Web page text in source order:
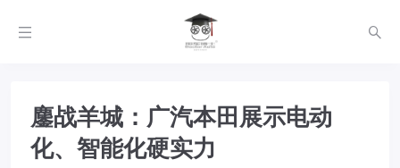
鏖战羊城：广汽本田展示电动
化、智能化硬实力